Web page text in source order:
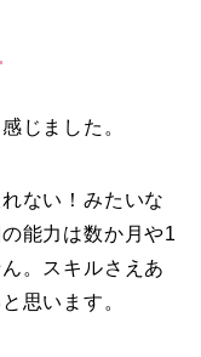
じました。
ない！みたいな
能力は数か月や1
。スキルさえあ
思います。